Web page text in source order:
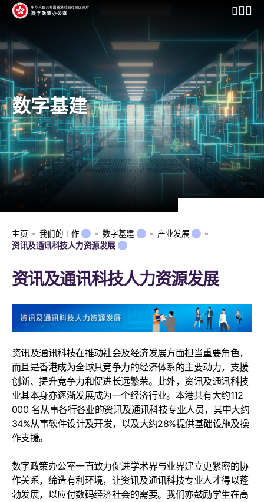
开启行
数字基建
主页 我们的工作 数字基建
产业发展
资讯及通讯科技人力资源发展
资讯及通讯科技人力资源发展
资讯及通讯科技在推动社会及经济发展方面担当重要角色，
而且是香港成为全球具竞争力的经济体系的主要动力，支援
创新、提升竞争力和促进长远繁荣。此外，资讯及通讯科技
业其本身亦逐渐发展成为一个经济行业。本港共有大约112
000 名从事各行各业的资讯及通讯科技专业人员，其中大约
34%从事软件设计及开发，以及大约28%提供基础设施及操
作支援。
数字政策办公室一直致力促进学术界与业界建立更紧密的协
作关系，缔造有利环境，让资讯及通讯科技专业人才得以蓬
勃发展，以应付数码经济社会的需要。我们亦鼓励学生在高